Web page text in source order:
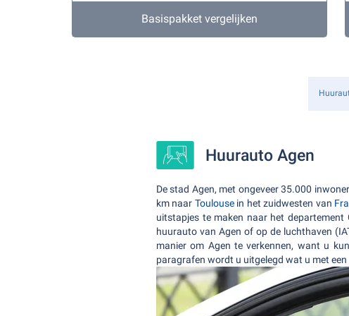
Basispakket vergelijken
Huurauto Agen
De stad Agen, met ongeveer 35.000
km naar Toulousein het zuidwesten van
uitstapjes te maken naar het
huurauto van Agen of op de luchthaven
manier om Agen te verkennen, want u
paragrafen wordt u uitgelegd wat u met